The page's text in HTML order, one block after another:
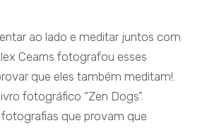
ao lado e meditar juntos com
Cearns fotografou esses
que eles também meditam!.
fotográfico “Zen Dogs”.
fotografias que provam que